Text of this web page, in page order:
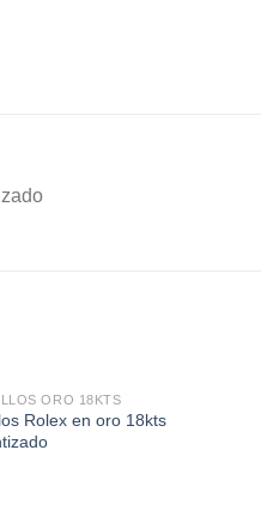
ORO 18KTS
Rolex en oro 18kts